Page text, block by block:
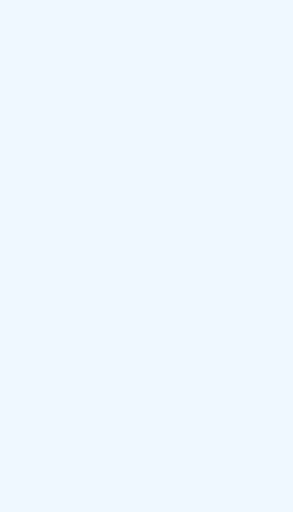
vous transféreront à votre hôtel
la région. À quelques pas se
un départ matinal pour visiter le
d’Inde.